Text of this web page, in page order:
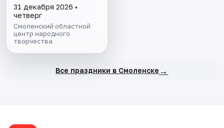
31 декабря 2026 •
четверг
Смоленский областной
центр народного
творчества
Все праздники в Смоленске →